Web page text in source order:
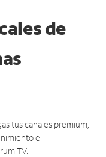
de
tus canales premium,
e
TV.